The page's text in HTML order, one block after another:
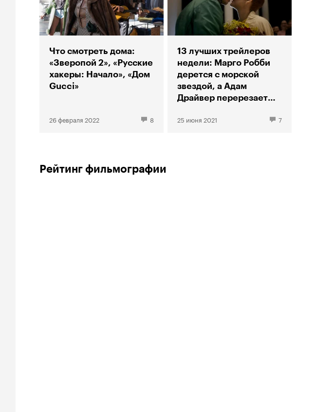
Что смотреть дома:
«Зверопой 2», «Русские
хакеры: Начало», «Дом
Gucci»
26 февраля 2022 8
13 лучших трейлеров
недели: Марго Робби
дерется с морской
звездой, а Адам
Драйвер перерезает
25 июня 2021 7
Рейтинг фильмографии